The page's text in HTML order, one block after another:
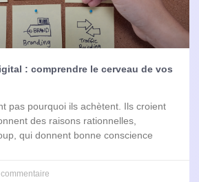
: comprendre le cerveau de vos
pas pourquoi ils achètent. Ils croient
des raisons rationnelles,
qui donnent bonne conscience